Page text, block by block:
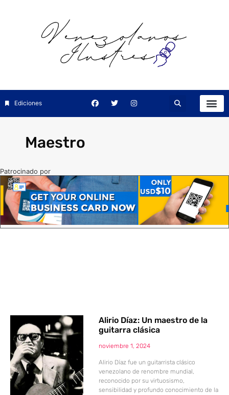
Ediciones
Maestro
Patrocinado por
Alirio Díaz: Un maestro de la
guitarra clásica
noviembre 1, 2024
Alirio Díaz fue un guitarrista clásico
venezolano de renombre mundial,
reconocido por su virtuosismo,
sensibilidad y profundo conocimiento de la